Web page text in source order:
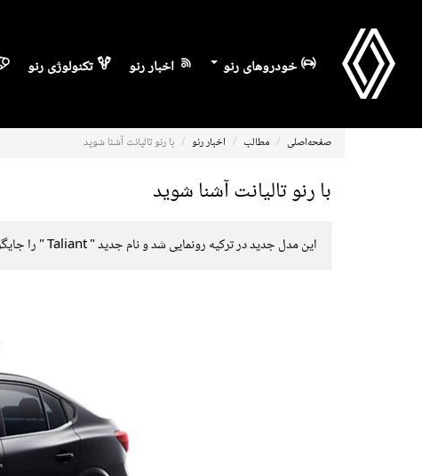
خودروهای رنو اخبار رنو تکنولوژی رنو
صفحه‌اصلی مطالب اخبار رنو با رنو تالیانت آشنا شوید
با رنو تالیانت آشنا شوید
این مدل جدید در ترکیه رونمایی شد و نام جدید " Taliant " را جایگزین Symbol کرد که این شرکت از سال ۱۹۹۹ و به عنوان نسل دوم سدان کلیو از آن استفاده می کند.